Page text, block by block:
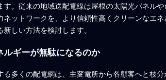
す。従来の地域送配電線は屋根の太陽光パネル
ネットワークを、より信頼性高くクリーンなエ
しい方法を検討します。
ギーが無駄になるのか
る多くの配電網は、主変電所から各顧客へと枝